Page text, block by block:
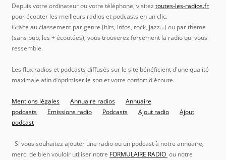
Depuis votre ordinateur ou votre téléphone, visitez toutes-les-radios.fr
pour écouter les meilleurs radios et podcasts en un clic.
Grâce au classement par genre (hits, infos, rock, jazz…) ou par thème
(sans pub, les + écoutées), vous trouverez forcément la radio qui vous
ressemble.
Les flux radios et podcasts diffusés sur le site bénéficient d'une qualité
maximale afin d’optimiser le son et votre confort d'écoute.
Mentions légales Annuaire radios
Annuaire
podcasts
Emissions radio Podcasts Ajout radio
Ajout
podcast
Si vous souhaitez ajouter une radio ou un podcast à notre annuaire,
merci de bien vouloir utiliser notre FORMULAIRE RADIO ou notre